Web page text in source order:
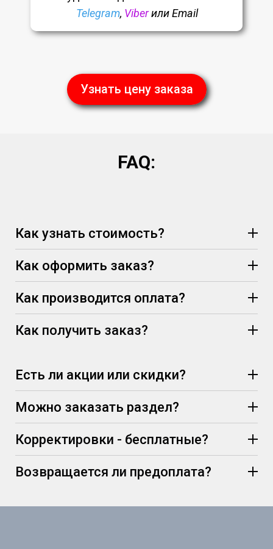
Telegram, Viberили Email
Узнать цену заказа
FAQ:
Как узнать стоимость?
Как оформить заказ?
Как производится оплата?
Как получить заказ?
Есть ли акции или скидки?
Можно заказать раздел?
Корректировки - бесплатные?
Возвращается ли предоплата?